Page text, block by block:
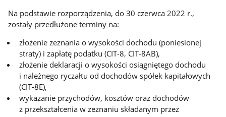
Na podstawie rozporządzenia, do 30 czerwca 2022 r.,
zostały przedłużone terminy na:
złożenie zeznania o wysokości dochodu (poniesionej
straty) i zapłatę podatku (CIT-8, CIT-8AB),
złożenie deklaracji o wysokości osiągniętego dochodu
i należnego ryczałtu od dochodów spółek kapitałowych
(CIT-8E),
wykazanie przychodów, kosztów oraz dochodów
z przekształcenia w zeznaniu składanym przez